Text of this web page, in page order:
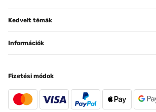
Kedvelt témák
Információk
Fizetési módok